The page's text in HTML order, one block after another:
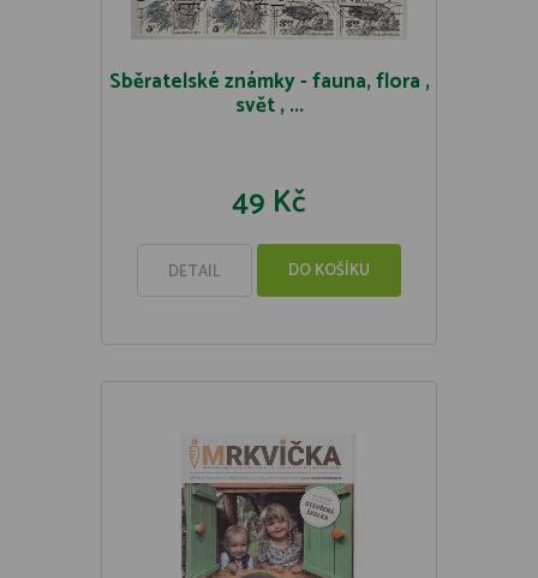
Sběratelské známky - fauna, flora ,
svět , ...
49 Kč
DETAIL DO KOŠÍKU